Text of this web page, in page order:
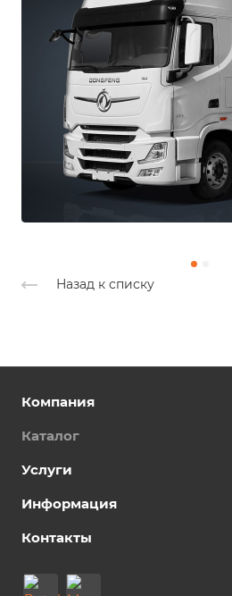
Назад к списку
Компания
Каталог
Услуги
Информация
Контакты